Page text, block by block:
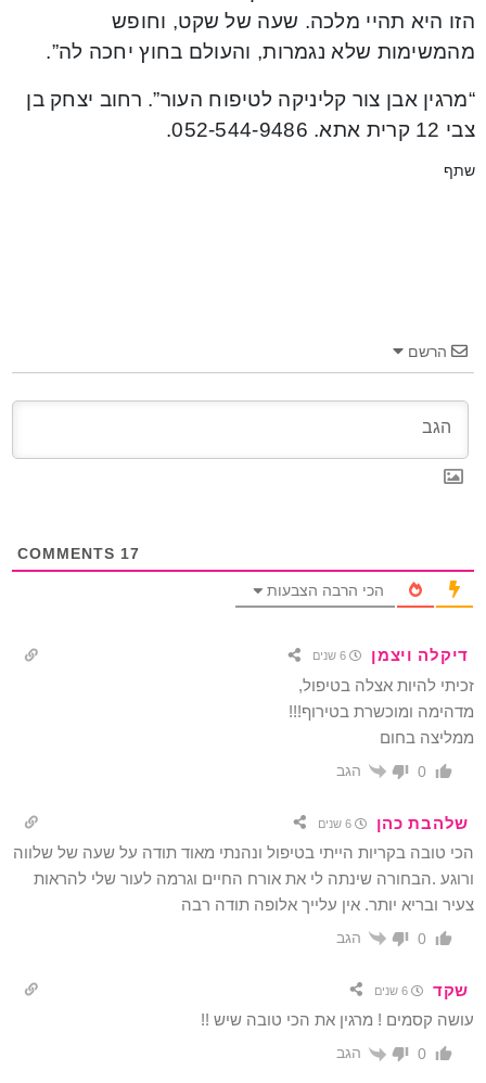
הזו היא תהיי מלכה. שעה של שקט, וחופש
מהמשימות שלא נגמרות, והעולם בחוץ יחכה לה”.
“מרגין אבן צור קליניקה לטיפוח העור”. רחוב יצחק בן
צבי 12 קרית אתא. 052-544-9486.
שתף
הרשם
17
הכי הרבה הצבעות
דיקלה ויצמן 6 שנים
זכיתי להיות אצלה בטיפול,
מדהימה ומוכשרת בטירוף!!!
ממליצה בחום
0 הגב
שלהבת כהן 6 שנים
הכי טובה בקריות הייתי בטיפול ונהנתי מאוד תודה על שעה של שלווה
ורוגע .הבחורה שינתה לי את אורח החיים וגרמה לעור שלי להראות
צעיר ובריא יותר. אין עלייך אלופה תודה רבה
0 הגב
שקד 6 שנים
עושה קסמים ! מרגין את הכי טובה שיש !!
0 הגב